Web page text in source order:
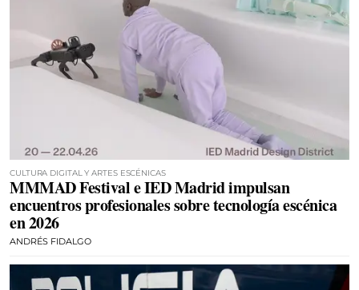
CULTURA DIGITAL Y ARTES ESCÉNICAS
MMMAD Festival e IED Madrid impulsan
encuentros profesionales sobre tecnología escénica
en 2026
ANDRÉS FIDALGO